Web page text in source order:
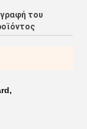
του
,